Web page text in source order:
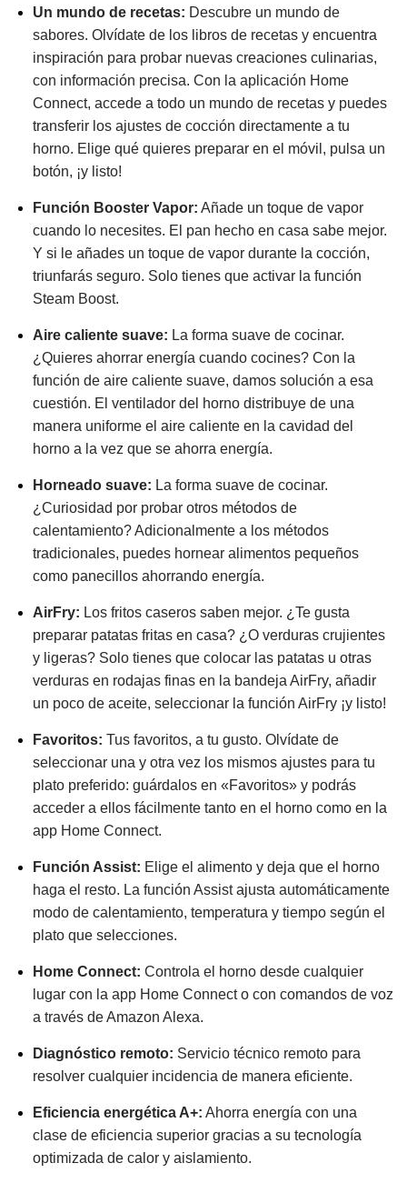
Un mundo de recetas: Descubre un mundo de
sabores. Olvídate de los libros de recetas y encuentra
inspiración para probar nuevas creaciones culinarias,
con información precisa. Con la aplicación Home
Connect, accede a todo un mundo de recetas y puedes
transferir los ajustes de cocción directamente a tu
horno. Elige qué quieres preparar en el móvil, pulsa un
botón, ¡y listo!
Función Booster Vapor: Añade un toque de vapor
cuando lo necesites. El pan hecho en casa sabe mejor.
Y si le añades un toque de vapor durante la cocción,
triunfarás seguro. Solo tienes que activar la función
Steam Boost.
Aire caliente suave: La forma suave de cocinar.
¿Quieres ahorrar energía cuando cocines? Con la
función de aire caliente suave, damos solución a esa
cuestión. El ventilador del horno distribuye de una
manera uniforme el aire caliente en la cavidad del
horno a la vez que se ahorra energía.
Horneado suave: La forma suave de cocinar.
¿Curiosidad por probar otros métodos de
calentamiento? Adicionalmente a los métodos
tradicionales, puedes hornear alimentos pequeños
como panecillos ahorrando energía.
AirFry: Los fritos caseros saben mejor. ¿Te gusta
preparar patatas fritas en casa? ¿O verduras crujientes
y ligeras? Solo tienes que colocar las patatas u otras
verduras en rodajas finas en la bandeja AirFry, añadir
un poco de aceite, seleccionar la función AirFry ¡y listo!
Favoritos: Tus favoritos, a tu gusto. Olvídate de
seleccionar una y otra vez los mismos ajustes para tu
plato preferido: guárdalos en «Favoritos» y podrás
acceder a ellos fácilmente tanto en el horno como en la
app Home Connect.
Función Assist: Elige el alimento y deja que el horno
haga el resto. La función Assist ajusta automáticamente
modo de calentamiento, temperatura y tiempo según el
plato que selecciones.
Home Connect: Controla el horno desde cualquier
lugar con la app Home Connect o con comandos de voz
a través de Amazon Alexa.
Diagnóstico remoto: Servicio técnico remoto para
resolver cualquier incidencia de manera eficiente.
Eficiencia energética A+: Ahorra energía con una
clase de eficiencia superior gracias a su tecnología
optimizada de calor y aislamiento.